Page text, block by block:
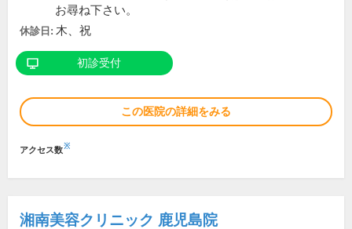
お尋ね下さい。
休診日: 木、祝
初診受付
この医院の詳細をみる
アクセス数※
湘南美容クリニック 鹿児島院